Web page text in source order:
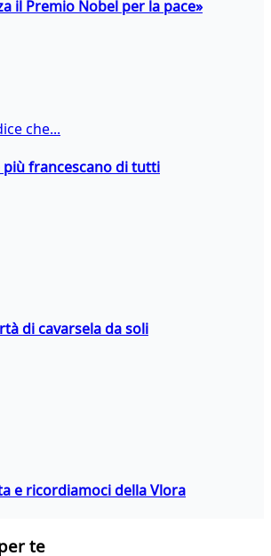
il Premio Nobel per la pace»
che...
più francescano di tutti
di cavarsela da soli
e ricordiamoci della Vlora
te